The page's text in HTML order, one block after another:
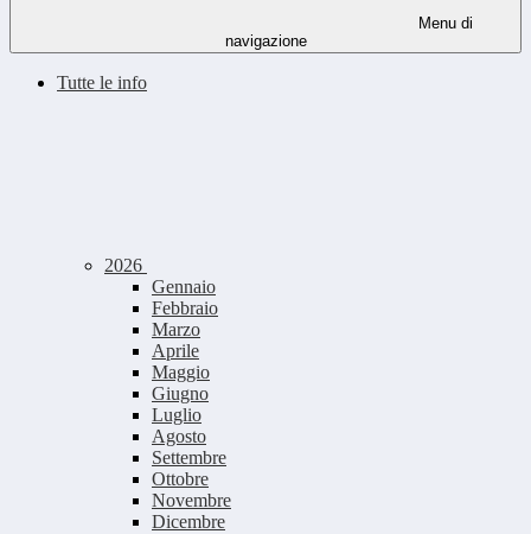
Menu di
navigazione
Tutte le info
2026
Gennaio
Febbraio
Marzo
Aprile
Maggio
Giugno
Luglio
Agosto
Settembre
Ottobre
Novembre
Dicembre